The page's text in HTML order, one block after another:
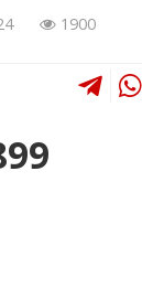
1900